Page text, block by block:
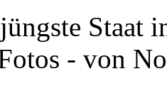
Staat
- von